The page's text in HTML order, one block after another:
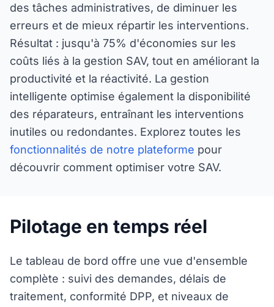
des tâches administratives, de diminuer les
erreurs et de mieux répartir les interventions.
Résultat : jusqu'à 75% d'économies sur les
coûts liés à la gestion SAV, tout en améliorant la
productivité et la réactivité. La gestion
intelligente optimise également la disponibilité
des réparateurs, entraînant les interventions
inutiles ou redondantes. Explorez toutes les
fonctionnalités de notre plateforme pour
découvrir comment optimiser votre SAV.
Pilotage en temps réel
Le tableau de bord offre une vue d'ensemble
complète : suivi des demandes, délais de
traitement, conformité DPP, et niveaux de